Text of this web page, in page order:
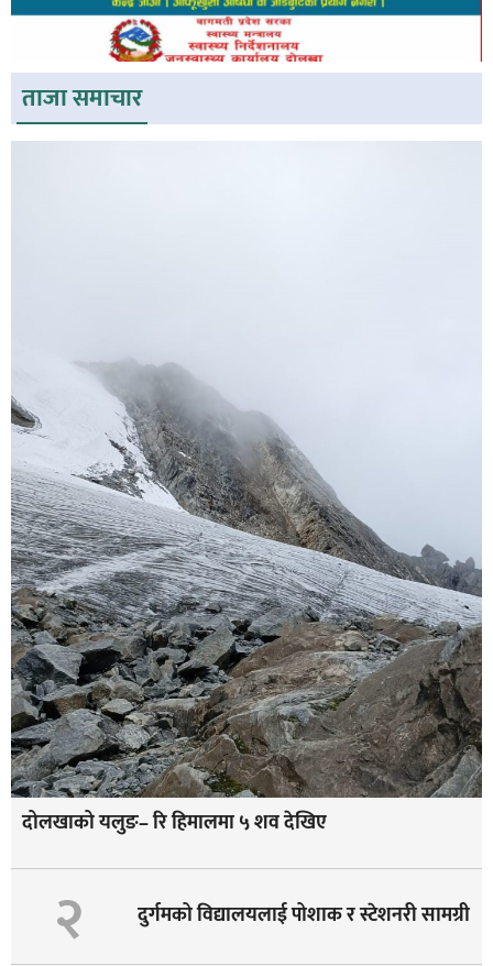
ताजा समाचार
दोलखाको यलुङ– रि हिमालमा ५ शव देखिए
२ दुर्गमको विद्यालयलाई पोशाक र स्टेशनरी सामग्री